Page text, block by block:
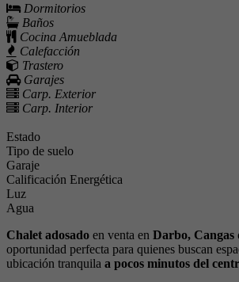
Dormitorios
Baños
Cocina Amueblada
Calefacción
Trastero
Garajes
Carp. Exterior
Carp. Interior
Estado
Tipo de suelo
Garaje
Calificación Energética
Luz
Agua
Chalet adosado en venta en Darbo,
oportunidad perfecta para quienes buscan
ubicación tranquila a pocos minutos del